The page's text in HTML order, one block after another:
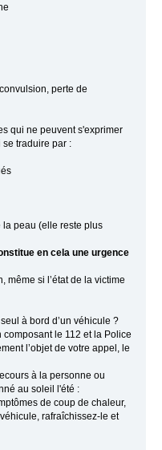
perte de
qui ne peuvent s'exprimer
traduire par :
peau (elle reste plus
en cela une urgence
même si l’état de la victime
à bord d’un véhicule ?
le 112 et la Police
l’objet de votre appel, le
à la personne ou
au soleil l'été :
de coup de chaleur,
rafraîchissez‐le et